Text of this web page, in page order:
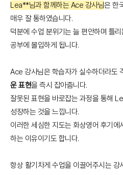
Lea**님과 함께하는 Ace 강사님은 한
매우 잘 통하였습니다.
덕분에 수업 분위기는 늘 편안하며 틀
공부에 몰입하게 됩니다.
Ace 강사님은 학습자가 실수하더라도
운 표현을 즉시 잡아줍니다.
잘못된 표현을 바로잡는 과정을 통해
성장하는 것을 느낍니다.
이러한 세심한 지도는 화상영어 후기
하는 이유이기도 합니다.
항상 활기차게 수업을 이끌어주시는